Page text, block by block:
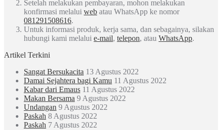
Setelah melakukan pembayaran, mohon melakukan
konfirmasi melalui web atau WhatsApp ke nomor
081291508616.
Untuk informasi produk, kerja sama, dan sebagainya, silakan
hubungi kami melalui e-mail, telepon, atau WhatsApp.
Artikel Terkini
Sangat Bersukacita 13 Agustus 2022
Damai Sejahtera bagi Kamu 11 Agustus 2022
Kabar dari Emaus 11 Agustus 2022
Makan Bersama 9 Agustus 2022
Undangan 9 Agustus 2022
Paskah 8 Agustus 2022
Paskah 7 Agustus 2022